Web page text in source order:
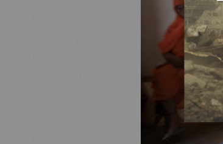
NOUS
NOUS
RESSOURCES
la
JE DEMANDE